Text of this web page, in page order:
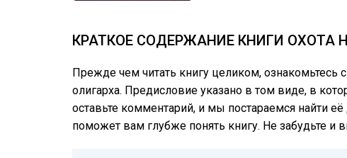
КРАТКОЕ СОДЕРЖАНИЕ КНИГИ ОХОТА
Прежде чем читать книгу целиком,
олигарха. Предисловие указано в том виде, в
оставьте комментарий, и мы постараемся найти
поможет вам глубже понять книгу. Не забудьте и